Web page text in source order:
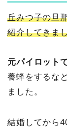
丘みつ子の旦
紹介してきま
元パイロット
養蜂をするな
ました。
結婚してから